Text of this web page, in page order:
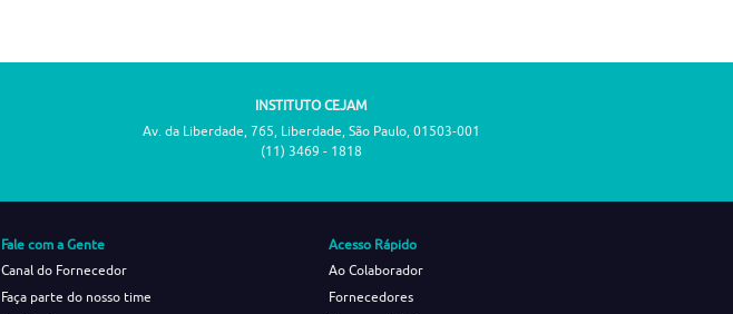
INSTITUTO CEJAM
Av. da Liberdade, 765, Liberdade, São Paulo, 01503-001
(11) 3469 - 1818
Fale com a Gente
Canal do Fornecedor
Faça parte do nosso time
Acesso Rápido
Ao Colaborador
Fornecedores